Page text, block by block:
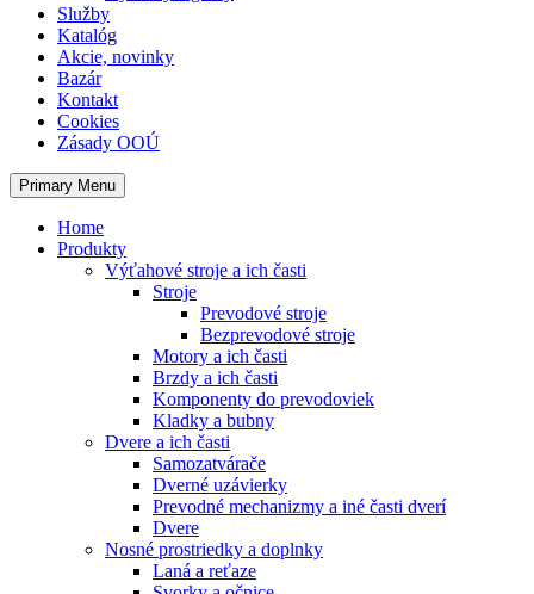
Služby
Katalóg
Akcie, novinky
Bazár
Kontakt
Cookies
Zásady OOÚ
Primary Menu
Home
Produkty
Výťahové stroje a ich časti
Stroje
Prevodové stroje
Bezprevodové stroje
Motory a ich časti
Brzdy a ich časti
Komponenty do prevodoviek
Kladky a bubny
Dvere a ich časti
Samozatvárače
Dverné uzávierky
Prevodné mechanizmy a iné časti dverí
Dvere
Nosné prostriedky a doplnky
Laná a reťaze